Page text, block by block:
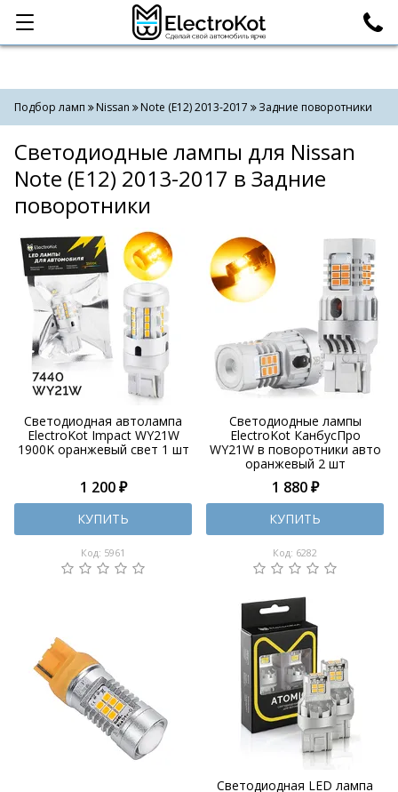
Категории Поиск
Подбор ламп Nissan Note (E12) 2013-2017 Задние поворотники
Светодиодные лампы для Nissan
Note (E12) 2013-2017 в Задние
поворотники
Светодиодная автолампа
ElectroKot Impact WY21W
1900K оранжевый свет 1 шт
1 200 ₽
КУПИТЬ
Код: 5961
Cветодиодные лампы
ElectroKot КанбусПро
WY21W в поворотники авто
оранжевый 2 шт
1 880 ₽
КУПИТЬ
Код: 6282
Светодиодная LED лампа